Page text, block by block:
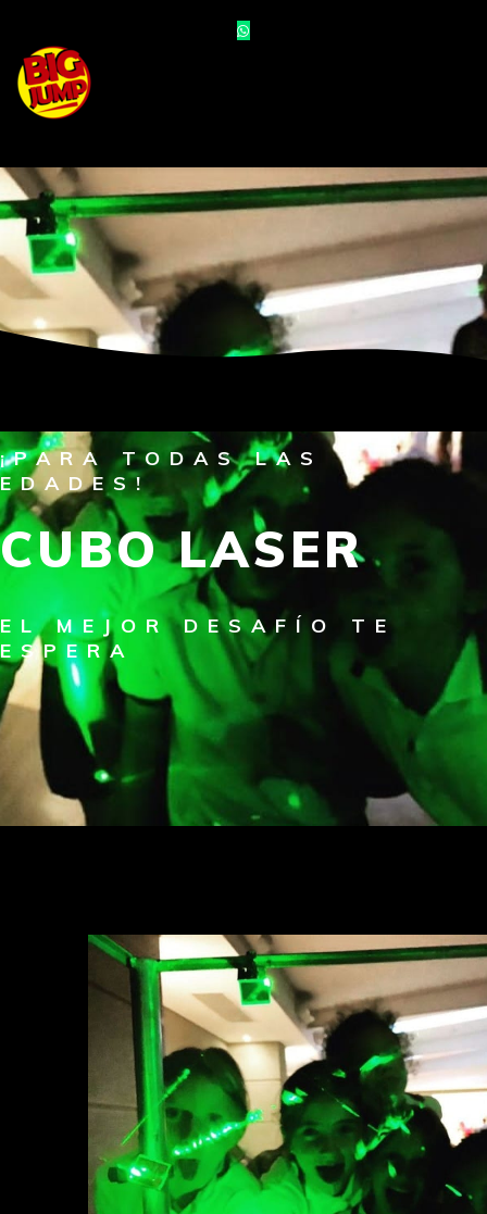
¡PARA TODAS LAS
EDADES!
CUBO LASER
EL MEJOR DESAFÍO TE
ESPERA